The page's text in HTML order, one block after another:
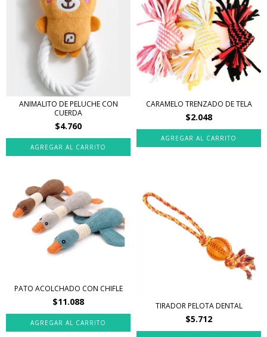
ANIMALITO DE PELUCHE CON
CUERDA
$4.760
CARAMELO TRENZADO DE TELA
$2.048
PATO ACOLCHADO CON CHIFLE
$11.088 TIRADOR PELOTA DENTAL
$5.712